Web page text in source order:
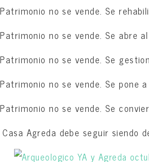
no se vende. Se
no se vende. Se abre
no se vende. Se
no se vende. Se pone
no se vende. Se
Casa Agreda debe seguir siendo